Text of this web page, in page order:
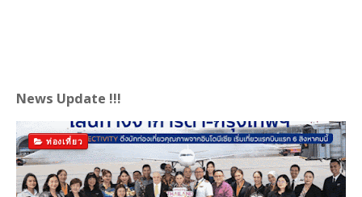
News Update !!!
ท่องเที่ยว